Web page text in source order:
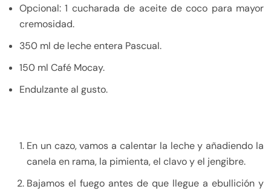
Opcional: 1 cucharada de aceite de coco para mayor
cremosidad.
350 ml de leche entera Pascual.
150 ml Café Mocay.
Endulzante al gusto.
En un cazo, vamos a calentar la leche y añadiendo la
canela en rama, la pimienta, el clavo y el jengibre.
Bajamos el fuego antes de que llegue a ebullición y